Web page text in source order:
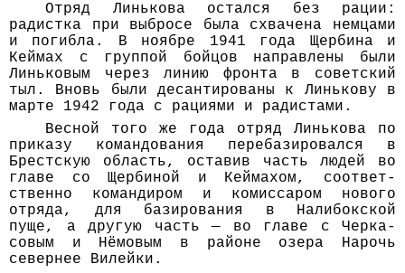
Отряд Линькова остался без рации:
радистка при выбросе была схвачена немцами
и погибла. В ноябре 1941 года Щербина и
Кеймах с группой бойцов направлены были
Линьковым через линию фронта в совет­ский
тыл. Вновь были десанти­рованы к Линькову в
марте 1942 года с рациями и радистами.
Весной того же года отряд Линькова по
приказу коман­дования перебази­ровался в
Брестскую область, оставив часть людей во
главе со Щербиной и Кеймахом, соответ­
ственно командиром и комис­саром нового
отряда, для бази­рования в Налибок­ской
пуще, а другую часть — во главе с Черка­
совым и Нёмовым в районе озера Нарочь
севернее Вилейки.